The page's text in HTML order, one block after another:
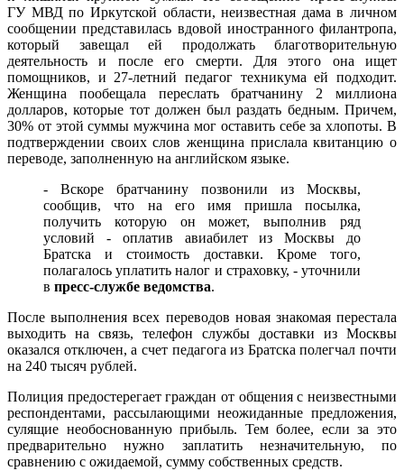
ГУ МВД по Иркутской области, неизвестная дама в личном
сообщении представилась вдовой иностранного филантропа,
который завещал ей продолжать благотворительную
деятельность и после его смерти. Для этого она ищет
помощников, и 27-летний педагог техникума ей подходит.
Женщина пообещала переслать братчанину 2 миллиона
долларов, которые тот должен был раздать бедным. Причем,
30% от этой суммы мужчина мог оставить себе за хлопоты. В
подтверждении своих слов женщина прислала квитанцию о
переводе, заполненную на английском языке.
- Вскоре братчанину позвонили из Москвы,
сообщив, что на его имя пришла посылка,
получить которую он может, выполнив ряд
условий - оплатив авиабилет из Москвы до
Братска и стоимость доставки. Кроме того,
полагалось уплатить налог и страховку, - уточнили
в пресс-службе ведомства.
После выполнения всех переводов новая знакомая перестала
выходить на связь, телефон службы доставки из Москвы
оказался отключен, а счет педагога из Братска полегчал почти
на 240 тысяч рублей.
Полиция предостерегает граждан от общения с неизвестными
респондентами, рассылающими неожиданные предложения,
сулящие необоснованную прибыль. Тем более, если за это
предварительно нужно заплатить незначительную, по
сравнению с ожидаемой, сумму собственных средств.